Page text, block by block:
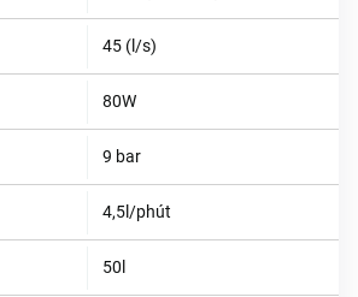
45 (l/s)
80W
9 bar
4,5l/phút
50l